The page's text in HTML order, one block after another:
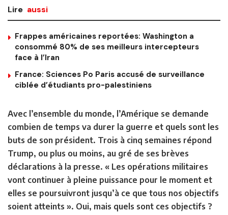
Lire aussi
Frappes américaines reportées: Washington a
consommé 80% de ses meilleurs intercepteurs
face à l’Iran
France: Sciences Po Paris accusé de surveillance
ciblée d’étudiants pro-palestiniens
Avec l’ensemble du monde, l’Amérique se demande
combien de temps va durer la guerre et quels sont les
buts de son président. Trois à cinq semaines répond
Trump, ou plus ou moins, au gré de ses brèves
déclarations à la presse. « Les opérations militaires
vont continuer à pleine puissance pour le moment et
elles se poursuivront jusqu’à ce que tous nos objectifs
soient atteints ». Oui, mais quels sont ces objectifs ?